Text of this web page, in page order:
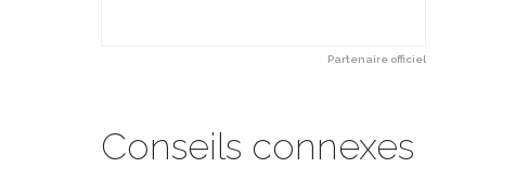
Partenaire officiel
Conseils connexes